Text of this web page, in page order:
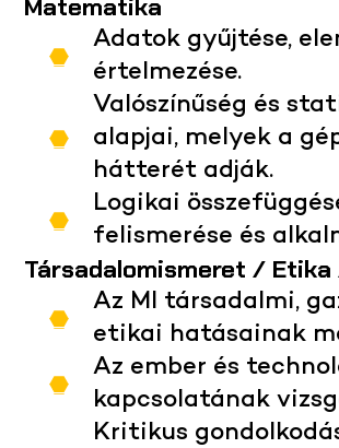
Matematika
Adatok gyűjtése,
értelmezése.
Valószínűség és
alapjai, melyek a
hátterét adják.
Logikai
felismerése és
Társadalomismeret /
Az MI társadalmi,
etikai hatásainak
Az ember és
kapcsolatának
Kritikus